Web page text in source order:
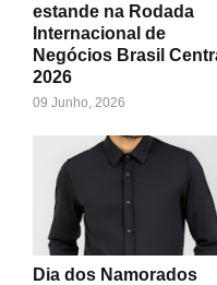
estande na Rodada
Internacional de
Negócios Brasil
2026
09 Junho, 2026
Dia dos Namorados